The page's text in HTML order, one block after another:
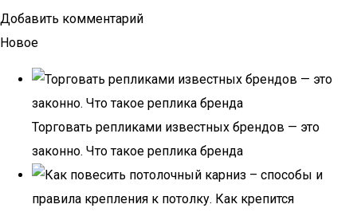
Добавить комментарий
Новое
Торговать репликами известных брендов — это
законно. Что такое реплика бренда